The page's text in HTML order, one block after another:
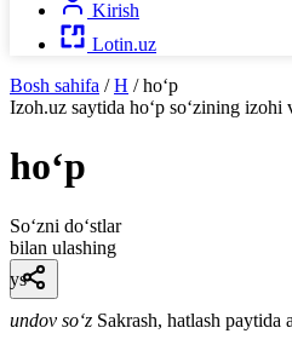
Kirish
Lotin.uz
Bosh sahifa / H / ho‘p
Izoh.uz saytida ho‘p so‘zining izohi
ho‘p
So‘zni do‘stlar
bilan ulashing
ys
undov so‘z Sakrash, hatlash paytida